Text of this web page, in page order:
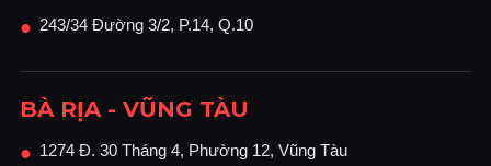
● 243/34 Đường 3/2, P.14, Q.10
BÀ RỊA - VŨNG TÀU
● 1274 Đ. 30 Tháng 4, Phường 12, Vũng Tàu